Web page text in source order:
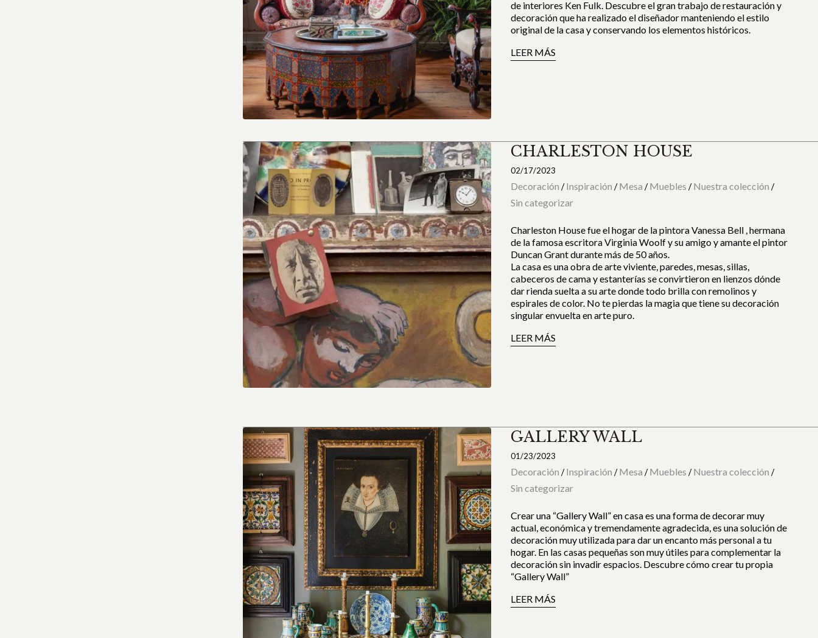
de interiores Ken Fulk. Descubre el gran trabajo de restauración y
decoración que ha realizado el diseñador manteniendo el estilo
original de la casa y conservando los elementos históricos.
LEER MÁS
CHARLESTON HOUSE
02/17/2023
Decoración /Inspiración /Mesa /Muebles /Nuestra colección /
Sin categorizar
Charleston House fue el hogar de la pintora Vanessa Bell , hermana
de la famosa escritora Virginia Woolf y su amigo y amante el pintor
Duncan Grant durante más de 50 años.
La casa es una obra de arte viviente, paredes, mesas, sillas,
cabeceros de cama y estanterías se convirtieron en lienzos dónde
dar rienda suelta a su arte donde todo brilla con remolinos y
espirales de color. No te pierdas la magia que tiene su decoración
singular envuelta en arte puro.
LEER MÁS
GALLERY WALL
01/23/2023
Decoración /Inspiración /Mesa /Muebles /Nuestra colección /
Sin categorizar
Crear una “Gallery Wall” en casa es una forma de decorar muy
actual, económica y tremendamente agradecida, es una solución de
decoración muy utilizada para dar un encanto más personal a tu
hogar. En las casas pequeñas son muy útiles para complementar la
decoración sin invadir espacios. Descubre cómo crear tu propia
“Gallery Wall”
LEER MÁS